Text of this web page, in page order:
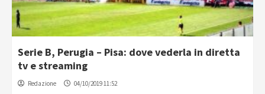
Serie B, Perugia – Pisa: dove vederla in diretta
tv e streaming
Redazione 04/10/2019 11:52